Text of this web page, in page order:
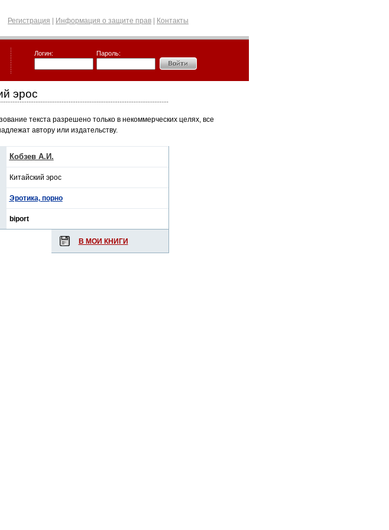
Регистрация Информация о защите прав Контакты
Логин: Пароль:
эрос
текста разрешено только в некоммерческих целях, все
автору или издательству.
Кобзев А.И.
Китайский эрос
Эротика, порно
biport
В МОИ КНИГИ